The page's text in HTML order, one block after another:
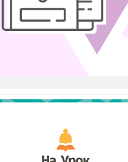
них однакові?
велосипеда є пара?
самостійно один
вчилися писати
вона
потрібно вміти її
свій настрій на
сторінки зошита.